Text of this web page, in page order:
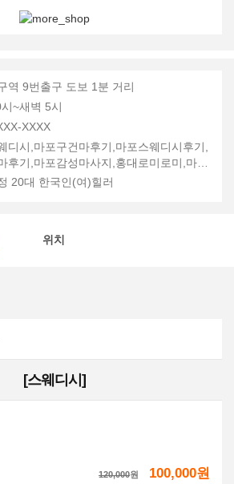
역 9번출구 도보 1분 거리
~새벽 5시
XXXX
디시,마포구건마후기,마포스웨디시후기,
후기,마포감성마사지,홍대로미로미,마포
기
20대 한국인(여)힐러
위치
[스웨디시]
120,000원 100,000원